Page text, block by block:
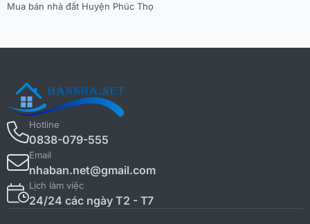
Mua bán nhà đất Huyện Phúc Thọ
Hotline
0838-079-555
Email
nhaban.net@gmail.com
Lịch làm việc
24/24 các ngày T2 - T7